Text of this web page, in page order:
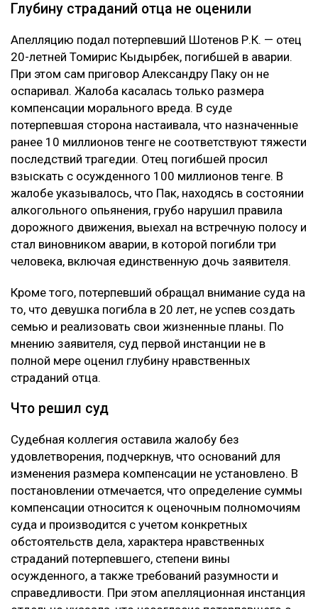
Глубину страданий отца не оценили
Апелляцию подал потерпевший Шотенов Р.К. — отец
20-летней Томирис Кыдырбек, погибшей в аварии.
При этом сам приговор Александру Паку он не
оспаривал. Жалоба касалась только размера
компенсации морального вреда. В суде
потерпевшая сторона настаивала, что назначенные
ранее 10 миллионов тенге не соответствуют тяжести
последствий трагедии. Отец погибшей просил
взыскать с осужденного 100 миллионов тенге. В
жалобе указывалось, что Пак, находясь в состоянии
алкогольного опьянения, грубо нарушил правила
дорожного движения, выехал на встречную полосу и
стал виновником аварии, в которой погибли три
человека, включая единственную дочь заявителя.
Кроме того, потерпевший обращал внимание суда на
то, что девушка погибла в 20 лет, не успев создать
семью и реализовать свои жизненные планы. По
мнению заявителя, суд первой инстанции не в
полной мере оценил глубину нравственных
страданий отца.
Что решил суд
Судебная коллегия оставила жалобу без
удовлетворения, подчеркнув, что оснований для
изменения размера компенсации не установлено. В
постановлении отмечается, что определение суммы
компенсации относится к оценочным полномочиям
суда и производится с учетом конкретных
обстоятельств дела, характера нравственных
страданий потерпевшего, степени вины
осужденного, а также требований разумности и
справедливости. При этом апелляционная инстанция